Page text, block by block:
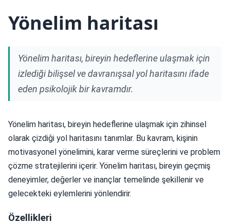
Yönelim haritası
Yönelim haritası, bireyin hedeflerine ulaşmak için
izlediği bilişsel ve davranışsal yol haritasını ifade
eden psikolojik bir kavramdır.
Yönelim haritası, bireyin hedeflerine ulaşmak için zihinsel
olarak çizdiği yol haritasını tanımlar. Bu kavram, kişinin
motivasyonel yönelimini, karar verme süreçlerini ve problem
çözme stratejilerini içerir. Yönelim haritası, bireyin geçmiş
deneyimler, değerler ve inançlar temelinde şekillenir ve
gelecekteki eylemlerini yönlendirir.
Özellikleri